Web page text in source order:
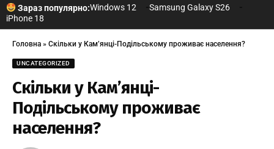
Зараз популярно:Windows 12
Samsung Galaxy S26
iPhone 18
Головна » Скільки у Кам’янці-Подільському проживає населення?
UNCATEGORIZED
Скільки у Кам’янці-
Подільському проживає
населення?